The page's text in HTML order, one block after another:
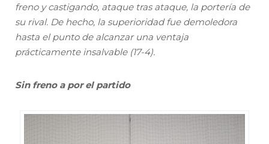
freno y castigando, ataque tras ataque, la portería de
su rival. De hecho, la superioridad fue demoledora
hasta el punto de alcanzar una ventaja
prácticamente insalvable (17-4).
Sin freno a por el partido